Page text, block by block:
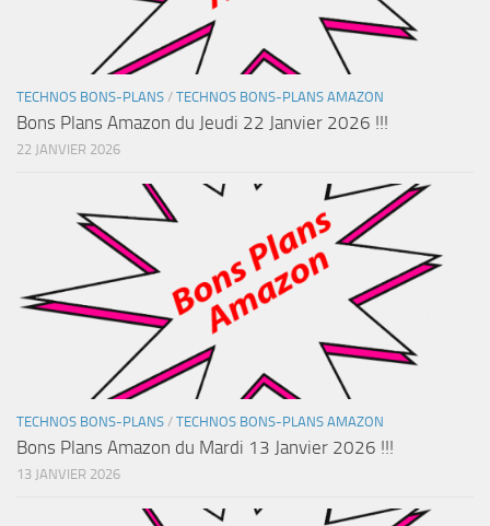
TECHNOS BONS-PLANS / TECHNOS BONS-PLANS AMAZON
Bons Plans Amazon du Jeudi 22 Janvier 2026 !!!
22 JANVIER 2026
TECHNOS BONS-PLANS / TECHNOS BONS-PLANS AMAZON
Bons Plans Amazon du Mardi 13 Janvier 2026 !!!
13 JANVIER 2026